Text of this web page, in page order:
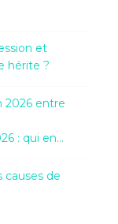
et
hérite ?
: qui en…
causes de